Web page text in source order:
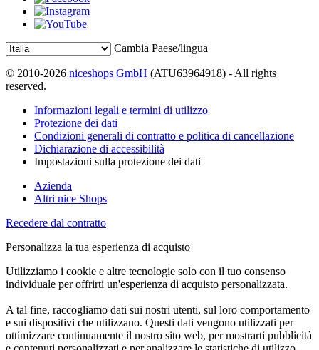
Cambia Paese/lingua
© 2010-2026 niceshops GmbH (ATU63964918) - All rights
reserved.
Informazioni legali e termini di utilizzo
Protezione dei dati
Condizioni generali di contratto e politica di cancellazione
Dichiarazione di accessibilità
Impostazioni sulla protezione dei dati
Azienda
Altri nice Shops
Recedere dal contratto
Personalizza la tua esperienza di acquisto
Utilizziamo i cookie e altre tecnologie solo con il tuo consenso
individuale per offrirti un'esperienza di acquisto personalizzata.
A tal fine, raccogliamo dati sui nostri utenti, sul loro comportamento
e sui dispositivi che utilizzano. Questi dati vengono utilizzati per
ottimizzare continuamente il nostro sito web, per mostrarti pubblicità